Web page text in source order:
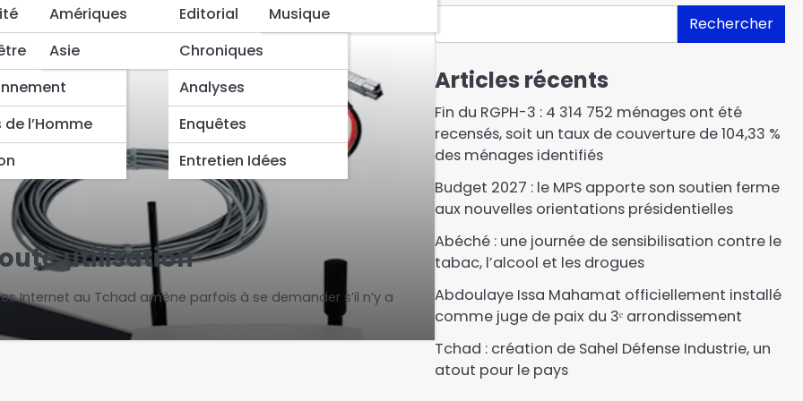
l’Homme
Amériques
Asie
Editorial
Chroniques
Analyses
Enquêtes
Entretien Idées
Musique
utilisation
Internet au Tchad amène parfois à se demander s’il n’y a
Rechercher
Articles récents
Fin du RGPH-3 : 4 314 752 ménages ont été
recensés, soit un taux de couverture de 104,33 %
des ménages identifiés
Budget 2027 : le MPS apporte son soutien ferme
aux nouvelles orientations présidentielles
Abéché : une journée de sensibilisation contre le
tabac, l’alcool et les drogues
Abdoulaye Issa Mahamat officiellement installé
comme juge de paix du 3ᵉ arrondissement
Tchad : création de Sahel Défense Industrie, un
atout pour le pays